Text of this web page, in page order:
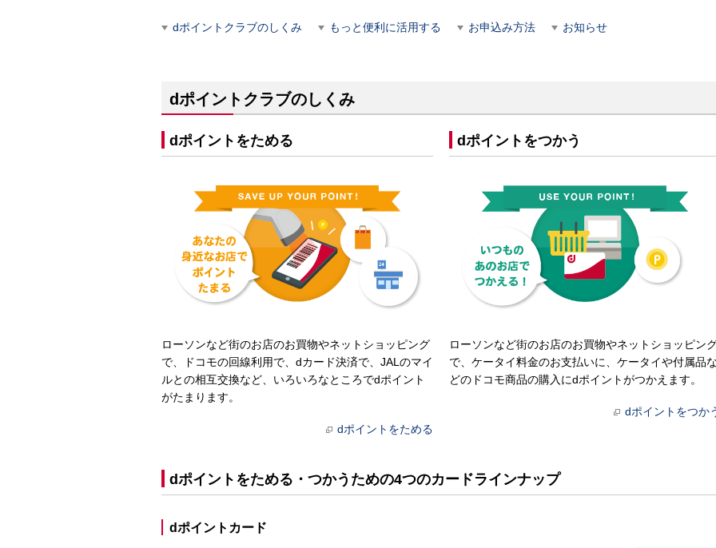
dポイントクラブのしくみ もっと便利に活用する お申込み方法 お知らせ
dポイントクラブのしくみ
dポイントをためる
ローソンなど街のお店のお買物やネットショッピング
で、ドコモの回線利用で、dカード決済で、JALのマイ
ルとの相互交換など、いろいろなところでdポイント
がたまります。
dポイントをためる
dポイントをつかう
ローソンなど街のお店のお買物やネットショッピン
で、ケータイ料金のお支払いに、ケータイや付属品な
どのドコモ商品の購入にdポイントがつかえます。
dポイントをつか
dポイントをためる・つかうための4つのカードラインナップ
dポイントカード